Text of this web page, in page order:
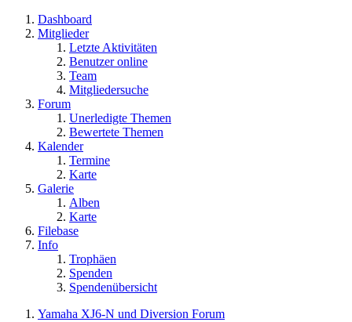
Dashboard
Mitglieder
Letzte Aktivitäten
Benutzer online
Team
Mitgliedersuche
Forum
Unerledigte Themen
Bewertete Themen
Kalender
Termine
Karte
Galerie
Alben
Karte
Filebase
Info
Trophäen
Spenden
Spendenübersicht
Yamaha XJ6-N und Diversion Forum